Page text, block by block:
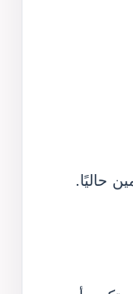
حاليًا.